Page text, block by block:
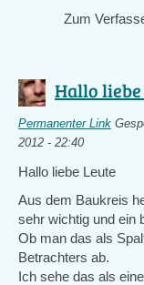
Zum
Hallo liebe
Permanenter Link
2012 - 22:40
Hallo liebe Leute
Aus dem Baukreis
sehr wichtig und ein
Ob man das als
Betrachters ab.
Ich sehe das als